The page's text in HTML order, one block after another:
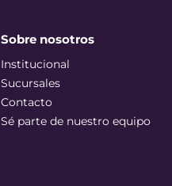
Sobre nosotros
Institucional
Sucursales
Contacto
Sé parte de nuestro equipo